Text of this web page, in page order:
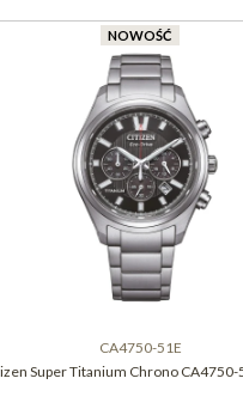
NOWOŚĆ
CA4750-51E
Super Titanium Chrono CA4750-